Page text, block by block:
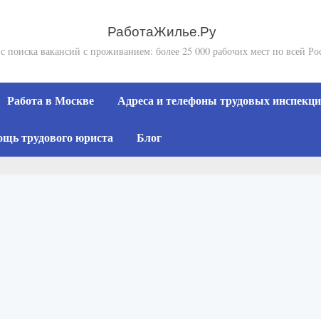
РаботаЖилье.Ру
поиска вакансий с проживанием: более 25 000 рабочих мест по всей
Работа в Москве Адреса и телефоны трудовых
трудового юриста Блог